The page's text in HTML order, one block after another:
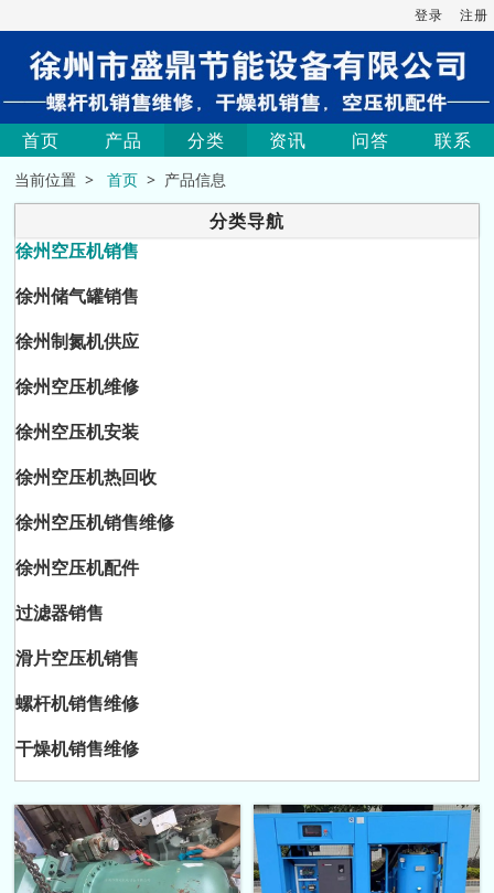
登录 注册
首页 产品 分类 资讯 问答 联系
当前位置 >首页 > 产品信息
分类导航
徐州空压机销售
徐州储气罐销售
徐州制氮机供应
徐州空压机维修
徐州空压机安装
徐州空压机热回收
徐州空压机销售维修
徐州空压机配件
过滤器销售
滑片空压机销售
螺杆机销售维修
干燥机销售维修